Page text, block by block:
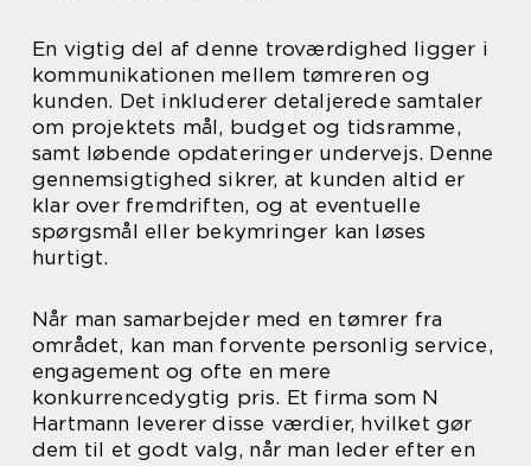
En vigtig del af denne troværdighed ligger i
kommunikationen mellem tømreren og
kunden. Det inkluderer detaljerede samtaler
om projektets mål, budget og tidsramme,
samt løbende opdateringer undervejs. Denne
gennemsigtighed sikrer, at kunden altid er
klar over fremdriften, og at eventuelle
spørgsmål eller bekymringer kan løses
hurtigt.
Når man samarbejder med en tømrer fra
området, kan man forvente personlig service,
engagement og ofte en mere
konkurrencedygtig pris. Et firma som N
Hartmann leverer disse værdier, hvilket gør
dem til et godt valg, når man leder efter en